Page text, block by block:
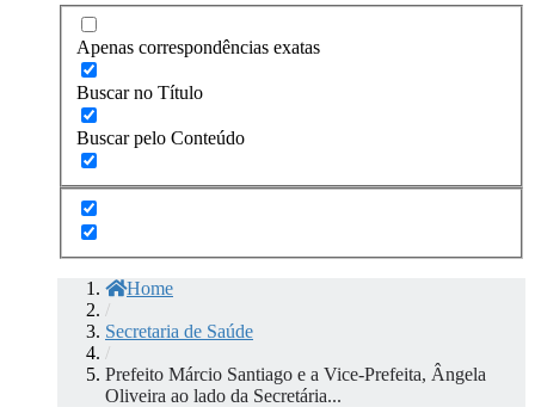
Apenas correspondências exatas
Buscar no Título
Buscar pelo Conteúdo
Home
/
Secretaria de Saúde
/
Prefeito Márcio Santiago e a Vice-Prefeita, Ângela
Oliveira ao lado da Secretária...